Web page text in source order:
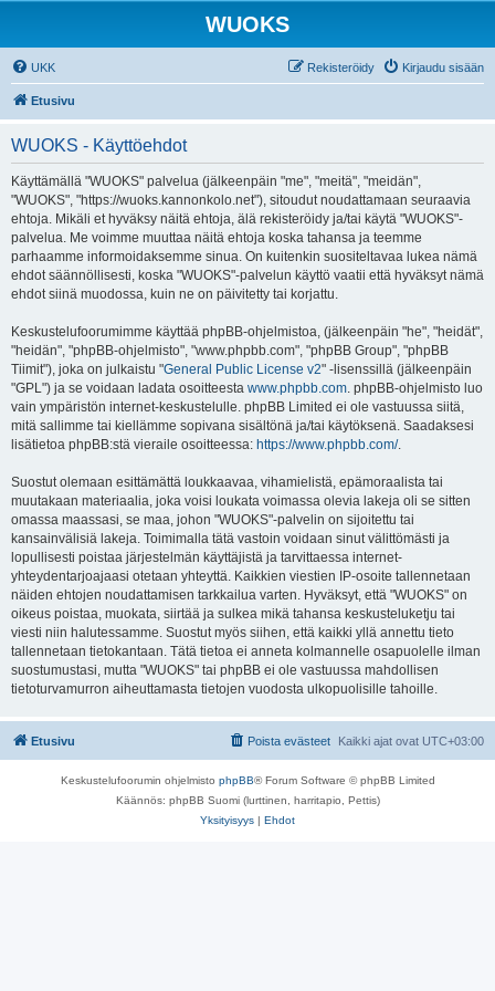
WUOKS
UKK Kirjaudu sisään
Rekisteröidy
Etusivu
WUOKS - Käyttöehdot
Käyttämällä "WUOKS" palvelua (jälkeenpäin "me", "meitä", "meidän",
"WUOKS", "https://wuoks.kannonkolo.net"), sitoudut noudattamaan seuraavia
ehtoja. Mikäli et hyväksy näitä ehtoja, älä rekisteröidy ja/tai käytä "WUOKS"-
palvelua. Me voimme muuttaa näitä ehtoja koska tahansa ja teemme
parhaamme informoidaksemme sinua. On kuitenkin suositeltavaa lukea nämä
ehdot säännöllisesti, koska "WUOKS"-palvelun käyttö vaatii että hyväksyt nämä
ehdot siinä muodossa, kuin ne on päivitetty tai korjattu.
Keskustelufoorumimme käyttää phpBB-ohjelmistoa, (jälkeenpäin "he", "heidät",
"heidän", "phpBB-ohjelmisto", "www.phpbb.com", "phpBB Group", "phpBB
Tiimit"), joka on julkaistu "General Public License v2" -lisenssillä (jälkeenpäin
"GPL") ja se voidaan ladata osoitteesta www.phpbb.com. phpBB-ohjelmisto luo
vain ympäristön internet-keskustelulle. phpBB Limited ei ole vastuussa siitä,
mitä sallimme tai kiellämme sopivana sisältönä ja/tai käytöksenä. Saadaksesi
lisätietoa phpBB:stä vieraile osoitteessa: https://www.phpbb.com/.
Suostut olemaan esittämättä loukkaavaa, vihamielistä, epämoraalista tai
muutakaan materiaalia, joka voisi loukata voimassa olevia lakeja oli se sitten
omassa maassasi, se maa, johon "WUOKS"-palvelin on sijoitettu tai
kansainvälisiä lakeja. Toimimalla tätä vastoin voidaan sinut välittömästi ja
lopullisesti poistaa järjestelmän käyttäjistä ja tarvittaessa internet-
yhteydentarjoajaasi otetaan yhteyttä. Kaikkien viestien IP-osoite tallennetaan
näiden ehtojen noudattamisen tarkkailua varten. Hyväksyt, että "WUOKS" on
oikeus poistaa, muokata, siirtää ja sulkea mikä tahansa keskusteluketju tai
viesti niin halutessamme. Suostut myös siihen, että kaikki yllä annettu tieto
tallennetaan tietokantaan. Tätä tietoa ei anneta kolmannelle osapuolelle ilman
suostumustasi, mutta "WUOKS" tai phpBB ei ole vastuussa mahdollisen
tietoturvamurron aiheuttamasta tietojen vuodosta ulkopuolisille tahoille.
Etusivu Kaikki ajat ovat UTC+03:00
Poista evästeet
Keskustelufoorumin ohjelmisto phpBB® Forum Software © phpBB Limited
Käännös: phpBB Suomi (lurttinen, harritapio, Pettis)
Yksityisyys | Ehdot